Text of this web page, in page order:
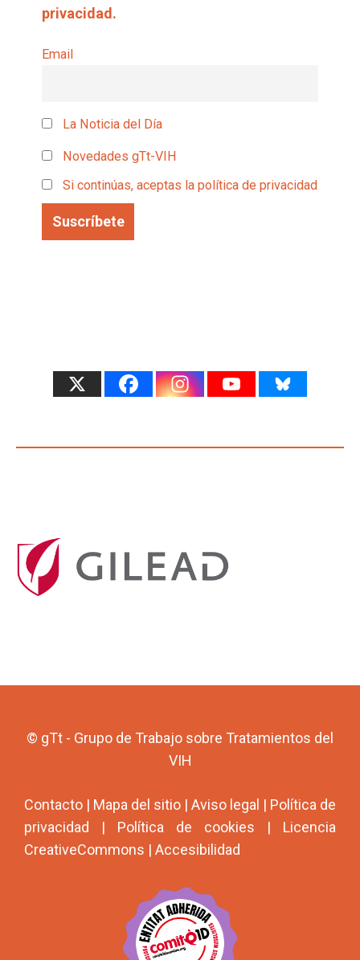
privacidad.
Email
La Noticia del Día
Novedades gTt-VIH
Si continúas, aceptas la política de privacidad
© gTt - Grupo de Trabajo sobre Tratamientos del
VIH
Contacto | Mapa del sitio | Aviso legal | Política de
privacidad | Política de cookies | Licencia
CreativeCommons | Accesibilidad